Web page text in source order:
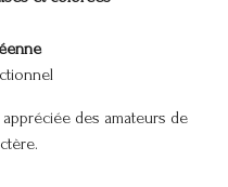
des amateurs de